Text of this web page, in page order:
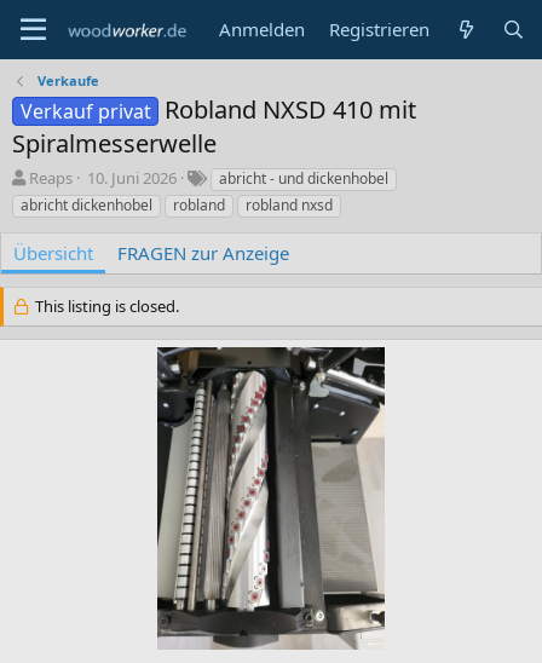
Anmelden Registrieren
Verkaufe
Verkauf privat
Robland NXSD 410 mit
Spiralmesserwelle
A
u
t
o
r
Reaps
C
r
e
t
o
n
10. Juni 2026
S
c
h
a
o
r
t
e
abricht - und dickenhobel
abricht dickenhobel
robland robland nxsd
Übersicht FRAGEN zur Anzeige
This listing is closed.